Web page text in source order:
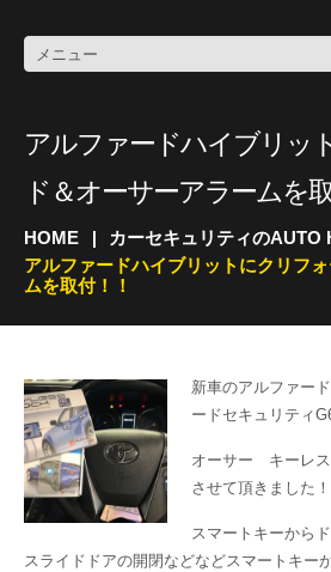
アルファードハイブリッ
ド＆オーサーアラームを
HOME
カーセキュリティのAUTO
アルファードハイブリットにクリフ
ムを取付！！
新車のアルファー
ードセキュリティ
オーサー キーレス
させて頂きました！
スマートキーから
スライドドアの開閉などなどスマートキー